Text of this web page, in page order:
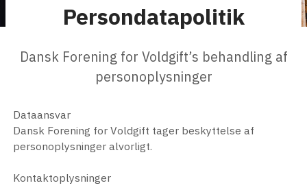
Persondatapolitik
Dansk Forening for Voldgift’s behandling af
personoplysninger
Dataansvar
Dansk Forening for Voldgift tager beskyttelse af
personoplysninger alvorligt.
Kontaktoplysninger